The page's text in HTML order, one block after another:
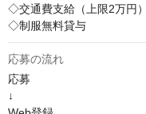
◇交通費支給（上限2万円
◇制服無料貸与
応募の流れ
応募
↓